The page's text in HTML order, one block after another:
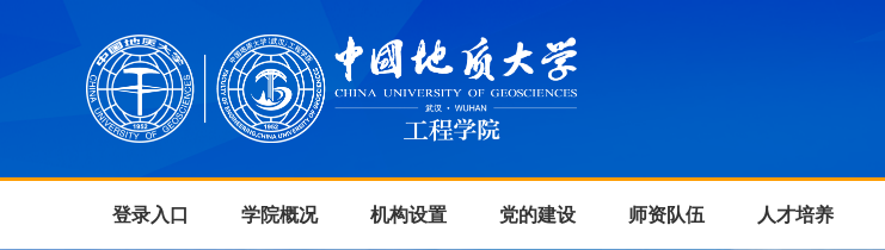
登录入口 学院概况 机构设置 党的建设 师资队伍 人才培养